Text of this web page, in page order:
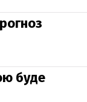
буде